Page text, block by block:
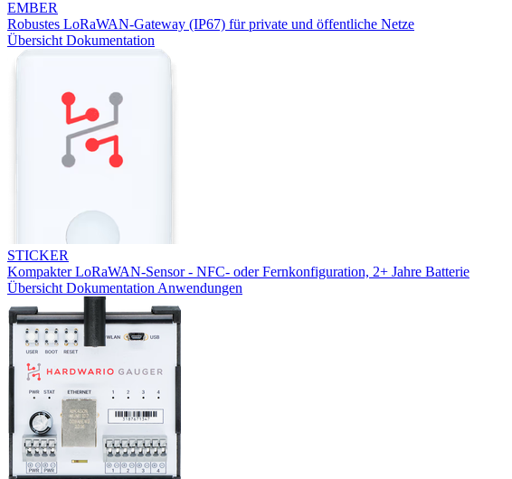
EMBER
Robustes LoRaWAN-Gateway (IP67) für private und öffentliche Netze
Übersicht Dokumentation
STICKER
Kompakter LoRaWAN-Sensor - NFC- oder Fernkonfiguration, 2+ Jahre Batterie
Übersicht Dokumentation Anwendungen